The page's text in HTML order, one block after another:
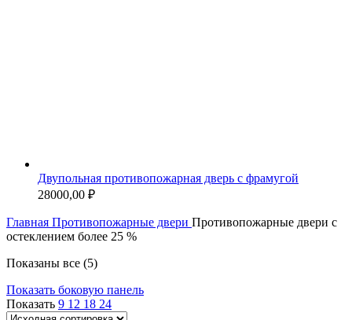
Двупольная противопожарная дверь с фрамугой
28000,00 ₽
Главная Противопожарные двери Противопожарные двери с
остеклением более 25 %
Показаны все (5)
Показать боковую панель
Показать 9 12 18 24